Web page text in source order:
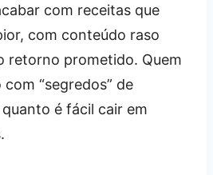
com receitas que
com conteúdo raso
retorno prometido. Quem
“segredos” de
é fácil cair em